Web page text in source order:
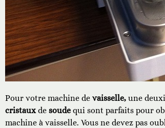
Pour votre machine de vaisselle, une
cristauxde soude qui sont parfaits pour
machine à vaisselle. Vous ne devez pas